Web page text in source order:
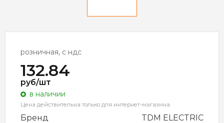
розничная, с ндс
132.84
руб/шт
в наличии
Цена действительна только для интернет-магазина
Бренд
TDM ELECTRIC